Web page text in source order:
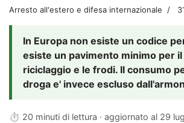
Arresto all'estero e difesa internazionale
In Europa non esiste un codice
esiste un pavimento minimo per
riciclaggio e le frodi. Il consumo
droga e' invece escluso
⏱ 20 minuti di lettura · aggiornato al 29